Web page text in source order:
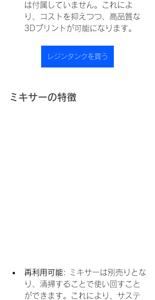
は付属していません。これによ
り、コストを抑えつつ、高品質な
3Dプリントが可能になります。
レジンタンクを買う
ミキサーの特徴
再利用可能: ミキサーは別売りとな
り、清掃することで使い回すこと
ができます。これにより、サステ